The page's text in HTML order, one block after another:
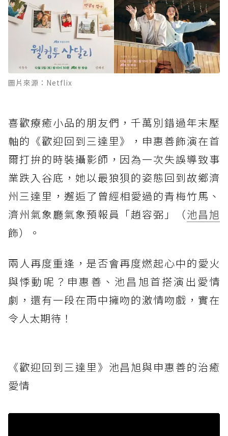
圖片來源：Netflix
喜歡療癒小品的朋友們，千萬別錯過年末壓
軸的《歡迎回到三達里》，申惠善飾演在首
爾打拚的時裝攝影師，因為一次失誤導致事
業跌入谷底，她以最狼狽的姿態回到故鄉濟
州三達里，邂逅了曾經相愛過的青梅竹馬、
濟州氣象廳氣象預報員「趙容弼」（池昌旭
飾）。
兩人再度重逢，是否會再度燃起心中的愛火
與悸動呢？申惠善、池昌旭首搭演出愛情
劇，還有一段在雨中擁吻的激情吻戲，實在
令人太期待！
《歡迎回到三達里》池昌旭與申惠善的治癒
愛情